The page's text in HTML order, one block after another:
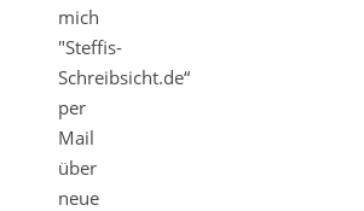
mich
"Steffis-
Schreibsicht.de“
per
Mail
über
neue